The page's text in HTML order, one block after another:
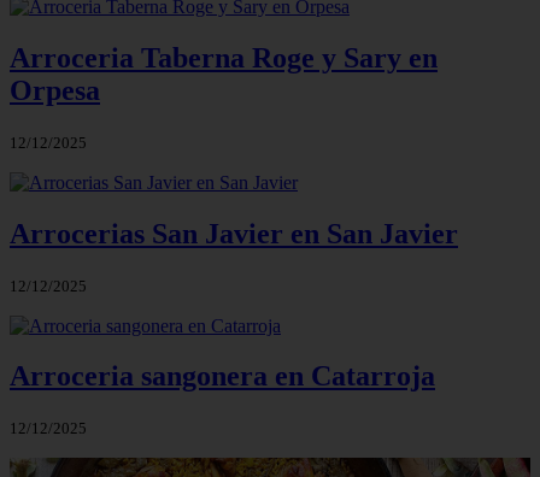
Arroceria Taberna Roge y Sary en
Orpesa
12/12/2025
Arrocerias San Javier en San Javier
12/12/2025
Arroceria sangonera en Catarroja
12/12/2025